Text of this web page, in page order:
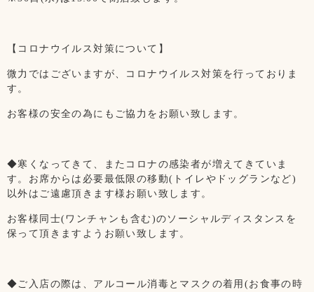
【コロナウイルス対策について】
微力ではございますが、コロナウイルス対策を行っておりま
す。
お客様の安全の為にもご協力をお願い致します。
◆寒くなってきて、またコロナの感染者が増えてきていま
す。お席からは必要最低限の移動(トイレやドッグランなど)
以外はご遠慮頂きます様お願い致します。
お客様同士(ワンチャンも含む)のソーシャルディスタンスを
保って頂きますようお願い致します。
◆ご入店の際は、アルコール消毒とマスクの着用(お食事の時